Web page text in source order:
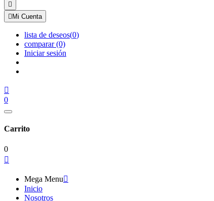

 Mi Cuenta
lista de deseos(0)
comparar(0)
Iniciar sesión

0
Carrito
0

Mega Menu
Inicio
Nosotros